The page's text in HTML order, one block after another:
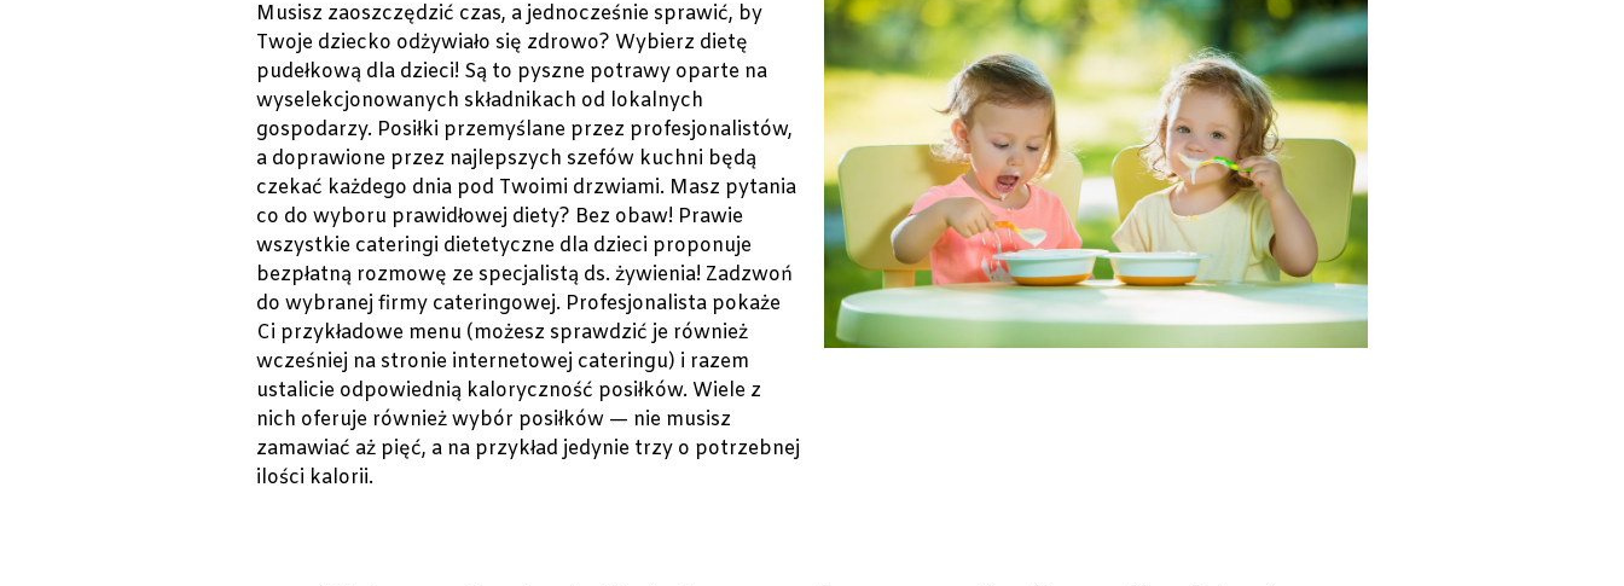
Musisz zaoszczędzić czas, a jednocześnie sprawić, by
Twoje dziecko odżywiało się zdrowo? Wybierz dietę
pudełkową dla dzieci! Są to pyszne potrawy oparte na
wyselekcjonowanych składnikach od lokalnych
gospodarzy. Posiłki przemyślane przez profesjonalistów,
a doprawione przez najlepszych szefów kuchni będą
czekać każdego dnia pod Twoimi drzwiami. Masz pytania
co do wyboru prawidłowej diety? Bez obaw! Prawie
wszystkie cateringi dietetyczne dla dzieci proponuje
bezpłatną rozmowę ze specjalistą ds. żywienia! Zadzwoń
do wybranej firmy cateringowej. Profesjonalista pokaże
Ci przykładowe menu (możesz sprawdzić je również
wcześniej na stronie internetowej cateringu) i razem
ustalicie odpowiednią kaloryczność posiłków. Wiele z
nich oferuje również wybór posiłków — nie musisz
zamawiać aż pięć, a na przykład jedynie trzy o potrzebnej
ilości kalorii.